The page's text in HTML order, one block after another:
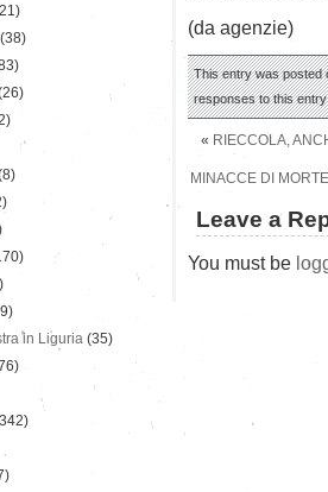
(da agenzie)
This entry was posted
responses to this
« RIECCOLA,
MINACCE DI
Leave a
You must be
(38)
in Liguria (35)